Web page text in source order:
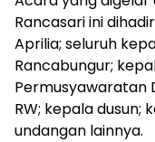
Rancasari ini
Aprilia; seluruh
Rancabungur;
Permusyawaratan
RW; kepala dusun;
undangan lainnya.